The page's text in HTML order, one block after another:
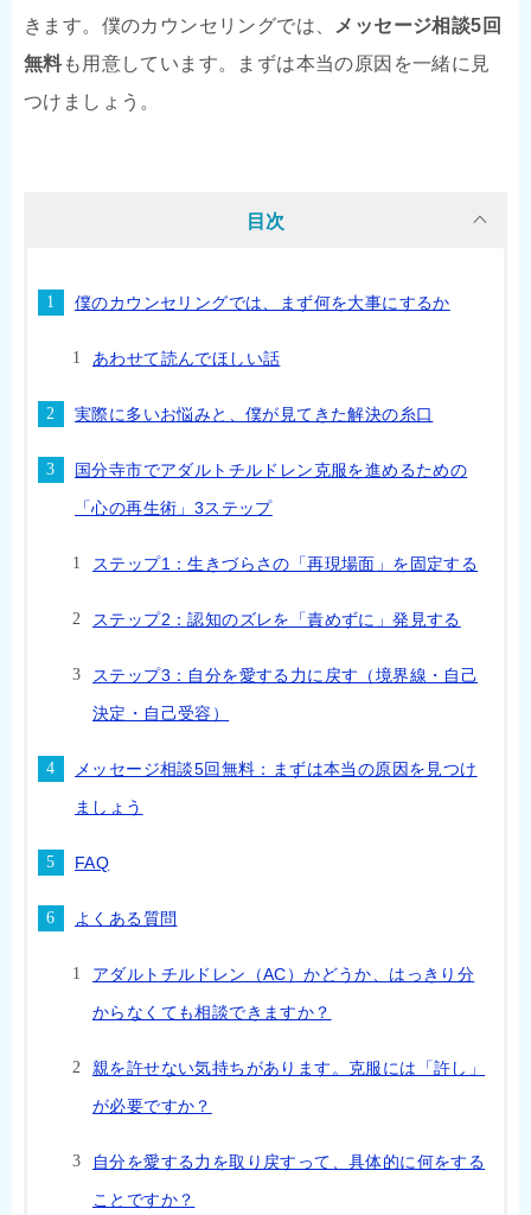
きます。僕のカウンセリングでは、
メッセージ相談5回
無料も用意しています。まずは本当の原因を一緒に見
つけましょう。
目次
僕のカウンセリングでは、まず何を大事にするか
あわせて読んでほしい話
実際に多いお悩みと、僕が見てきた解決の糸口
国分寺市でアダルトチルドレン克服を進めるための
「心の再生術」3ステップ
ステップ1：生きづらさの「再現場面」を固定する
ステップ2：認知のズレを「責めずに」発見する
ステップ3：自分を愛する力に戻す（境界線・自己
決定・自己受容）
メッセージ相談5回無料：まずは本当の原因を見つけ
ましょう
FAQ
よくある質問
アダルトチルドレン（AC）かどうか、はっきり分
からなくても相談できますか？
親を許せない気持ちがあります。克服には「許し」
が必要ですか？
自分を愛する力を取り戻すって、具体的に何をする
ことですか？